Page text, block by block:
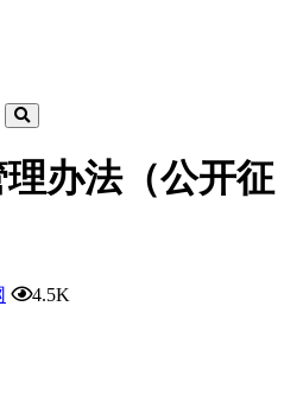
办法（公开征
4.5K